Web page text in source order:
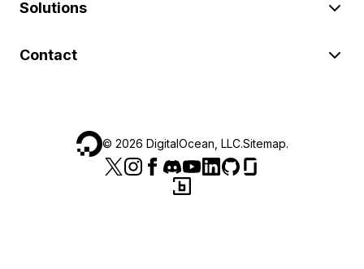
Solutions
Contact
© 2026 DigitalOcean, LLC.Sitemap.